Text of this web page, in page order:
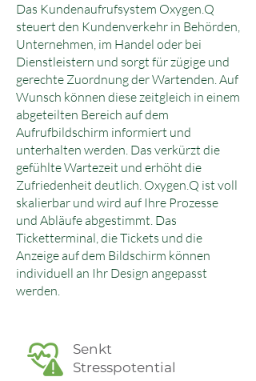
Das Kundenaufrufsystem Oxygen.Q
steuert den Kundenverkehr in Behörden,
Unternehmen, im Handel oder bei
Dienstleistern und sorgt für zügige und
gerechte Zuordnung der Wartenden. Auf
Wunsch können diese zeitgleich in einem
abgeteilten Bereich auf dem
Aufrufbildschirm informiert und
unterhalten werden. Das verkürzt die
gefühlte Wartezeit und erhöht die
Zufriedenheit deutlich. Oxygen.Q ist voll
skalierbar und wird auf Ihre Prozesse
und Abläufe abgestimmt. Das
Ticketterminal, die Tickets und die
Anzeige auf dem Bildschirm können
individuell an Ihr Design angepasst
werden.
Senkt
Stresspotential